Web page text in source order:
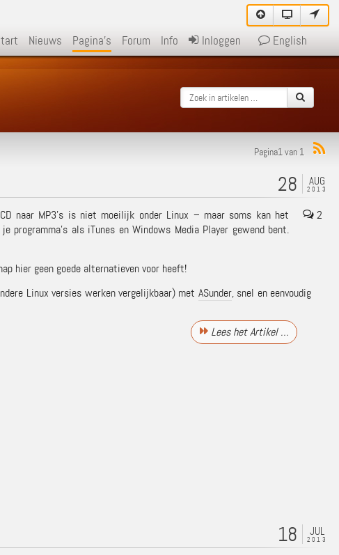
Nieuws Pagina's Forum Info Inloggen English
Pagina1 van 1
AUG
2013
28
2
naar MP3’s is niet moeilijk onder Linux – maar soms kan het
programma’s als iTunes en Windows Media Player gewend bent.
hier geen goede alternatieven voor heeft!
Linux versies werken vergelijkbaar) met ASunder, snel en eenvoudig
Lees het Artikel …
JUL
2013
18